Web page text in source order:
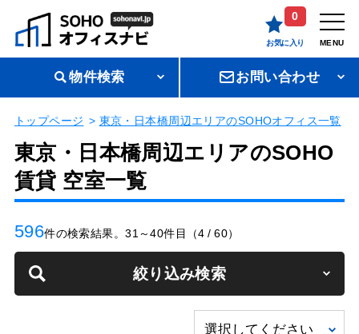
0
お気に入り MENU
物件検索 お問い合わせ
トップページ 東京・日本橋周辺エリアのSOHOオフィス一覧
東京・日本橋周辺エリアのSOHO
賃貸 空室一覧
596件の検索結果。31～40件目（4 / 60）
絞り込み検索